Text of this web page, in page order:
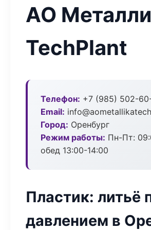
АО
TechPlant
Телефон: +7 (985) 502-
Email:
Город: Оренбург
Режим работы: Пн-Пт:
обед 13:00-14:00
Пластик: литьё
давлением в